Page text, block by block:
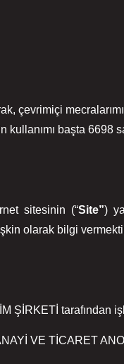
çevrimiçi
başta 6698
sitesinin (“Site”)
olarak bilgi
ŞİRKETİ
VE TİCARET